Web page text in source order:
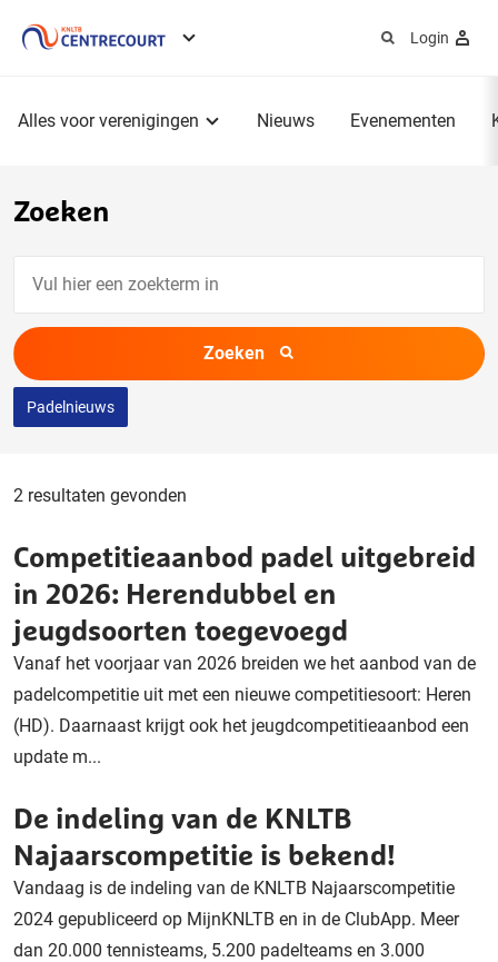
Login
Alles voor verenigingen Nieuws Evenementen
Zoeken
een
zoekterm
in
Zoeken
Padelnieuws
2 resultaten gevonden
Competitieaanbod padel uitgebreid
in 2026: Herendubbel en
jeugdsoorten toegevoegd
Vanaf het voorjaar van 2026 breiden we het aanbod van de
padelcompetitie uit met een nieuwe competitiesoort: Heren
(HD). Daarnaast krijgt ook het jeugdcompetitieaanbod een
update m...
De indeling van de KNLTB
Najaarscompetitie is bekend!
Vandaag is de indeling van de KNLTB Najaarscompetitie
2024 gepubliceerd op MijnKNLTB en in de ClubApp. Meer
dan 20.000 tennisteams, 5.200 padelteams en 3.000